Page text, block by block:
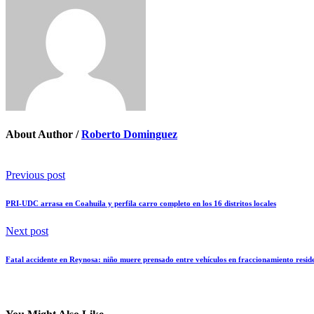
About Author /Roberto Dominguez
Previous post
PRI-UDC arrasa en Coahuila y perfila carro completo en los 16 distritos locales
Next post
Fatal accidente en Reynosa: niño muere prensado entre vehículos en fraccionamiento